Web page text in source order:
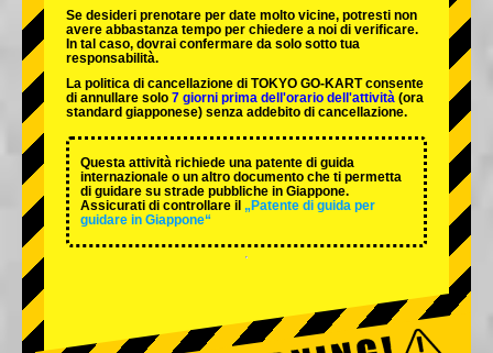
Se desideri prenotare per date molto vicine, potresti non
avere abbastanza tempo per chiedere a noi di verificare.
In tal caso, dovrai confermare da solo sotto tua
responsabilità.
La politica di cancellazione di TOKYO GO-KART consente
di annullare solo 7 giorni prima dell'orario dell'attività (ora
standard giapponese) senza addebito di cancellazione.
Questa attività richiede una patente di guida
internazionale o un altro documento che ti permetta
di guidare su strade pubbliche in Giappone.
Assicurati di controllare il „Patente di guida per
guidare in Giappone“